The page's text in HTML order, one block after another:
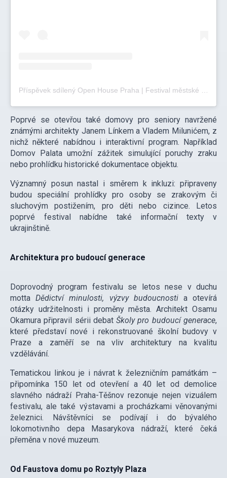
Poprvé se otevřou také domovy pro seniory navržené
známými architekty Janem Línkem a Vladem Milunićem, z
nichž některé nabídnou i interaktivní program. Například
Domov Palata umožní zážitek simulující poruchy zraku
nebo prohlídku historické dokumentace objektu.
Významný posun nastal i směrem k inkluzi: připraveny
budou speciální prohlídky pro osoby se zrakovým či
sluchovým postižením, pro děti nebo cizince. Letos
poprvé festival nabídne také informační texty v
ukrajinštině.
Architektura pro budoucí generace
Doprovodný program festivalu se letos nese v duchu
mottaDědictví minulosti, výzvy budoucnostia otevírá
otázky udržitelnosti i proměny města. Architekt Osamu
Okamura připravil sérii debatŠkoly pro budoucí generace,
které představí nové i rekonstruované školní budovy v
Praze a zaměří se na vliv architektury na kvalitu
vzdělávání.
Tematickou linkou je i návrat k železničním památkám –
připomínka 150 let od otevření a 40 let od demolice
slavného nádraží Praha-Těšnov rezonuje nejen vizuálem
festivalu, ale také výstavami a procházkami věnovanými
železnici. Návštěvníci se podívají i do bývalého
lokomotivního depa Masarykova nádraží, které čeká
přeměna v nové muzeum.
Od Faustova domu po Roztyly Plaza